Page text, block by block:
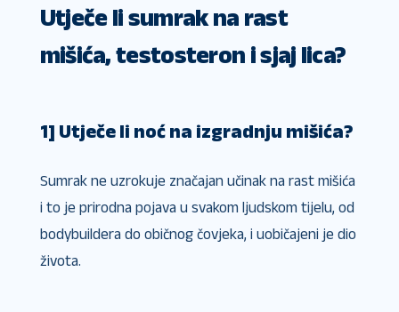
Utječe li sumrak na rast
mišića, testosteron i sjaj lica?
1] Utječe li noć na izgradnju mišića?
Sumrak ne uzrokuje značajan učinak na rast mišića
i to je prirodna pojava u svakom ljudskom tijelu, od
bodybuildera do običnog čovjeka, i uobičajeni je dio
života.